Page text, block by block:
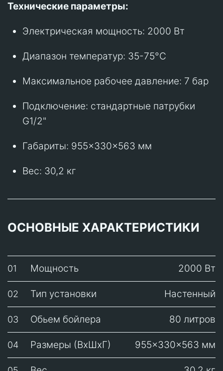
Технические параметры:
Электрическая мощность: 2000 Вт
Диапазон температур: 35-75°C
Максимальное рабочее давление: 7 бар
Подключение: стандартные патрубки
G1/2"
Габариты: 955×330×563 мм
Вес: 30,2 кг
ОСНОВНЫЕ ХАРАКТЕРИСТИКИ
01 Мощность 2000 Вт
02 Тип установки Настенный
03 Обьем бойлера 80 литров
04 Размеры (ВхШхГ) 955×330×563 мм